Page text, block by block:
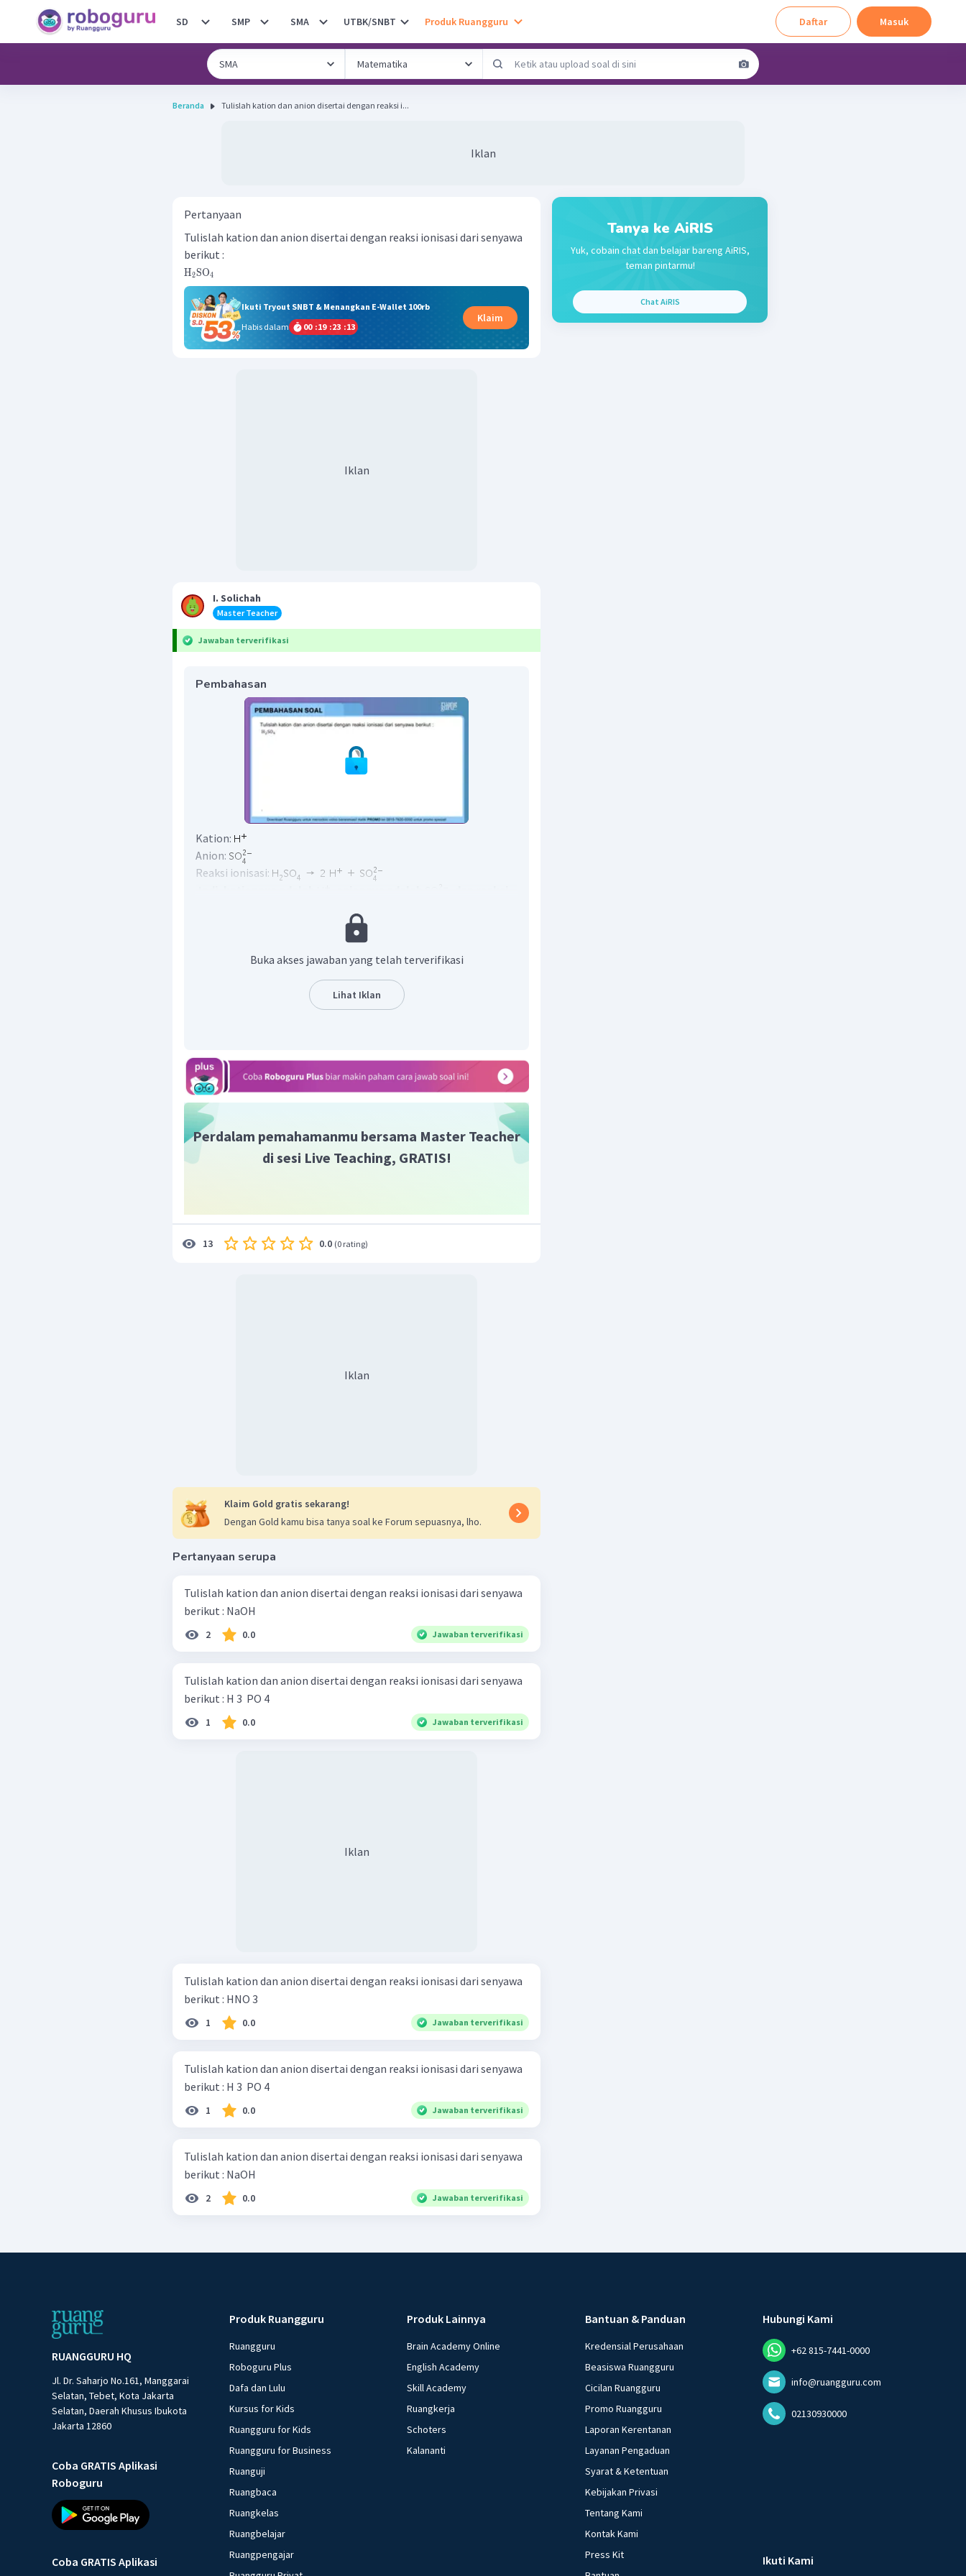
SD SMP SMA UTBK/SNBT Produk Ruangguru Daftar Masuk
Beranda Tulislah kation dan anion disertai dengan reaksi i...
Iklan
Pertanyaan
Tulislah kation dan anion disertai dengan reaksi ionisasi dari senyawa
berikut :
H2SO4
Ikuti Tryout SNBT & Menangkan E-Wallet 100rb
Habis dalam
00 :19 :23 :13
Klaim
Iklan
I. Solichah
Master Teacher
Jawaban terverifikasi
Pembahasan
Kation:
Anion:
Reaksi ionisasi:
Buka akses jawaban yang telah terverifikasi
Lihat Iklan
Perdalam pemahamanmu bersama Master Teacher
di sesi Live Teaching, GRATIS!
13 0.0 (0 rating)
Iklan
Klaim Gold gratis sekarang!
Dengan Gold kamu bisa tanya soal ke Forum sepuasnya, lho.
Pertanyaan serupa
Tulislah kation dan anion disertai dengan reaksi ionisasi dari senyawa
berikut : NaOH
2 0.0 Jawaban terverifikasi
Tulislah kation dan anion disertai dengan reaksi ionisasi dari senyawa
berikut : H 3 ​ PO 4 ​
1 0.0 Jawaban terverifikasi
Iklan
Tulislah kation dan anion disertai dengan reaksi ionisasi dari senyawa
berikut : HNO 3 ​
1 0.0 Jawaban terverifikasi
Tulislah kation dan anion disertai dengan reaksi ionisasi dari senyawa
berikut : H 3 ​ PO 4 ​
1 0.0 Jawaban terverifikasi
Tulislah kation dan anion disertai dengan reaksi ionisasi dari senyawa
berikut : NaOH
2 0.0 Jawaban terverifikasi
Tanya ke AiRIS
Yuk, cobain chat dan belajar bareng AiRIS,
teman pintarmu!
Chat AiRIS
RUANGGURU HQ
Jl. Dr. Saharjo No.161, Manggarai
Selatan, Tebet, Kota Jakarta
Selatan, Daerah Khusus Ibukota
Jakarta 12860
Coba GRATIS Aplikasi
Roboguru
Coba GRATIS Aplikasi
Produk Ruangguru
Ruangguru
Roboguru Plus
Dafa dan Lulu
Kursus for Kids
Ruangguru for Kids
Ruangguru for Business
Ruanguji
Ruangbaca
Ruangkelas
Ruangbelajar
Ruangpengajar
Produk Lainnya
Brain Academy Online
English Academy
Skill Academy
Ruangkerja
Schoters
Kalananti
Bantuan & Panduan
Kredensial Perusahaan
Beasiswa Ruangguru
Cicilan Ruangguru
Promo Ruangguru
Laporan Kerentanan
Layanan Pengaduan
Syarat & Ketentuan
Kebijakan Privasi
Tentang Kami
Kontak Kami
Press Kit
Hubungi Kami
+62 815-7441-0000
info@ruangguru.com
02130930000
Ikuti Kami